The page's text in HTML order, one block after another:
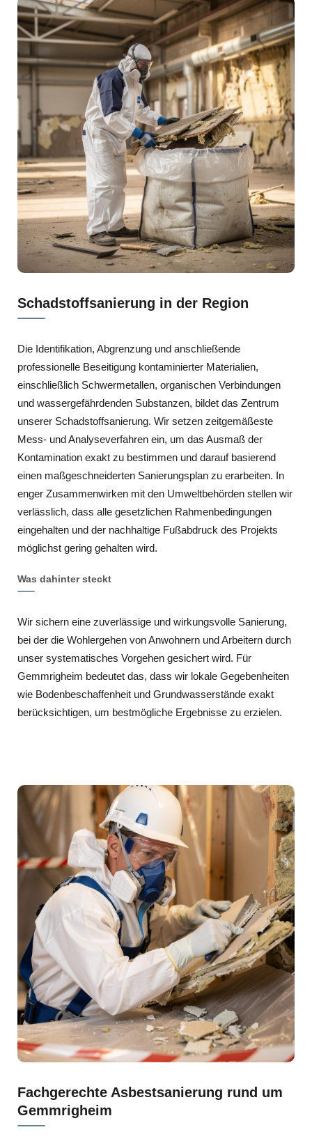
Schadstoffsanierung in der Region
Die Identifikation, Abgrenzung und anschließende
professionelle Beseitigung kontaminierter Materialien,
einschließlich Schwermetallen, organischen Verbindungen
und wassergefährdenden Substanzen, bildet das Zentrum
unserer Schadstoffsanierung. Wir setzen zeitgemäßeste
Mess- und Analyseverfahren ein, um das Ausmaß der
Kontamination exakt zu bestimmen und darauf basierend
einen maßgeschneiderten Sanierungsplan zu erarbeiten. In
enger Zusammenwirken mit den Umweltbehörden stellen wir
verlässlich, dass alle gesetzlichen Rahmenbedingungen
eingehalten und der nachhaltige Fußabdruck des Projekts
möglichst gering gehalten wird.
Was dahinter steckt
Wir sichern eine zuverlässige und wirkungsvolle Sanierung,
bei der die Wohlergehen von Anwohnern und Arbeitern durch
unser systematisches Vorgehen gesichert wird. Für
Gemmrigheim bedeutet das, dass wir lokale Gegebenheiten
wie Bodenbeschaffenheit und Grundwasserstände exakt
berücksichtigen, um bestmögliche Ergebnisse zu erzielen.
Fachgerechte Asbestsanierung rund um
Gemmrigheim